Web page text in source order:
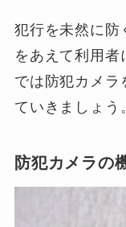
犯行を未然に防
をあえて利用者
では防犯カメラ
ていきましょう
防犯カメラの